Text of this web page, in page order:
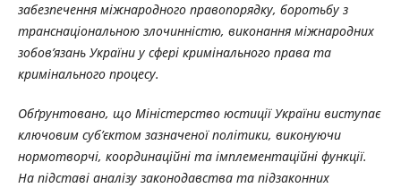
забезпечення міжнародного правопорядку, боротьбу з
транснаціональною злочинністю, виконання міжнародних
зобов’язань України у сфері кримінального права та
кримінального процесу.
Обґрунтовано, що Міністерство юстиції України виступає
ключовим суб’єктом зазначеної політики, виконуючи
нормотворчі, координаційні та імплементаційні функції.
На підставі аналізу законодавства та підзаконних